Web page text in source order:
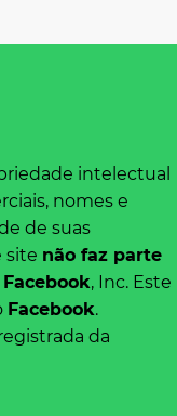
intelectual
nomes e
de suas
site não faz parte
Facebook, Inc. Este
Facebook.
da